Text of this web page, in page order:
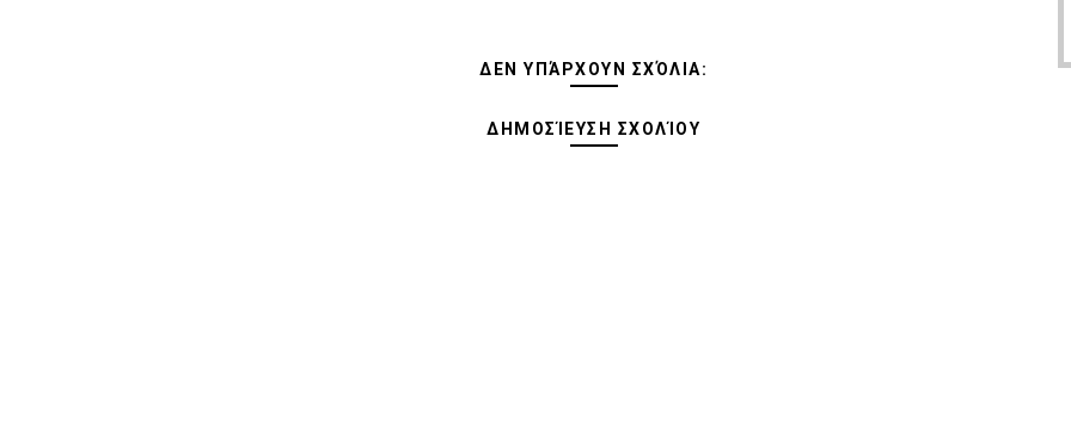
ΔΕΝ ΥΠΆΡΧΟΥΝ ΣΧΌΛΙΑ:
ΔΗΜΟΣΊΕΥΣΗ ΣΧΟΛΊΟΥ